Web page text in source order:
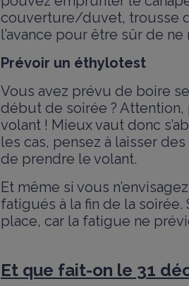
couverture/duvet, trousse
l’avance pour être sûr de
Prévoir un éthylotest
Vous avez prévu de boire
début de soirée ? Attention,
volant ! Mieux vaut donc
les cas, pensez à laisser
de prendre le volant.
Et même si vous
fatigués à la fin de la
place, car la fatigue ne
Et que fait-on le 31